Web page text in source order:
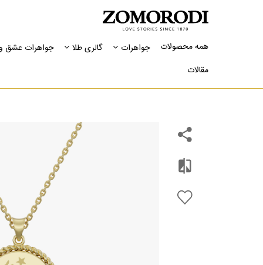
همه محصولات جواهرات گالری طلا جواهرات عشق
مقالات